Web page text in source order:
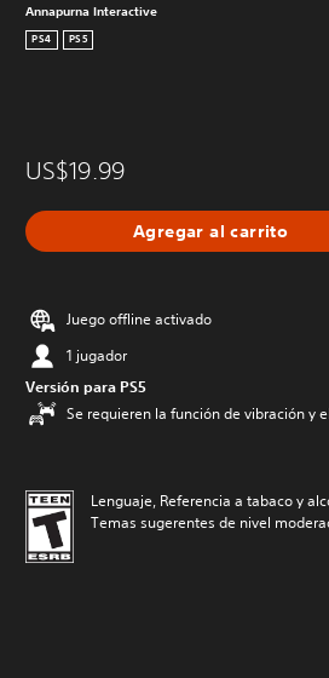
Annapurna Interactive
PS4 PS5
US$19.99
Agregar al carrito
Juego offline activado
1 jugador
Versión para PS5
Se requieren la función de vibración y
Lenguaje, Referencia a tabaco y
Temas sugerentes de nivel